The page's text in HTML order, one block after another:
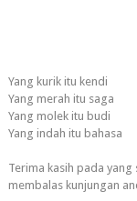
Yang kurik itu kendi
Yang merah itu saga
Yang molek itu budi
Yang indah itu bahasa
Terima kasih pada yang
membalas kunjungan